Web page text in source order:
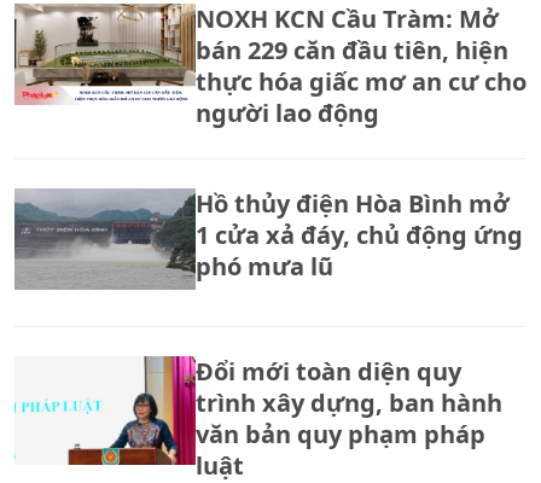
NOXH KCN Cầu Tràm: Mở
bán 229 căn đầu tiên, hiện
thực hóa giấc mơ an cư cho
người lao động
Hồ thủy điện Hòa Bình mở
1 cửa xả đáy, chủ động ứng
phó mưa lũ
Đổi mới toàn diện quy
trình xây dựng, ban hành
văn bản quy phạm pháp
luật